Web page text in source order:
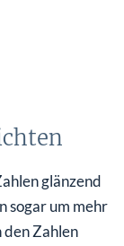
glänzend
sogar um mehr
den Zahlen